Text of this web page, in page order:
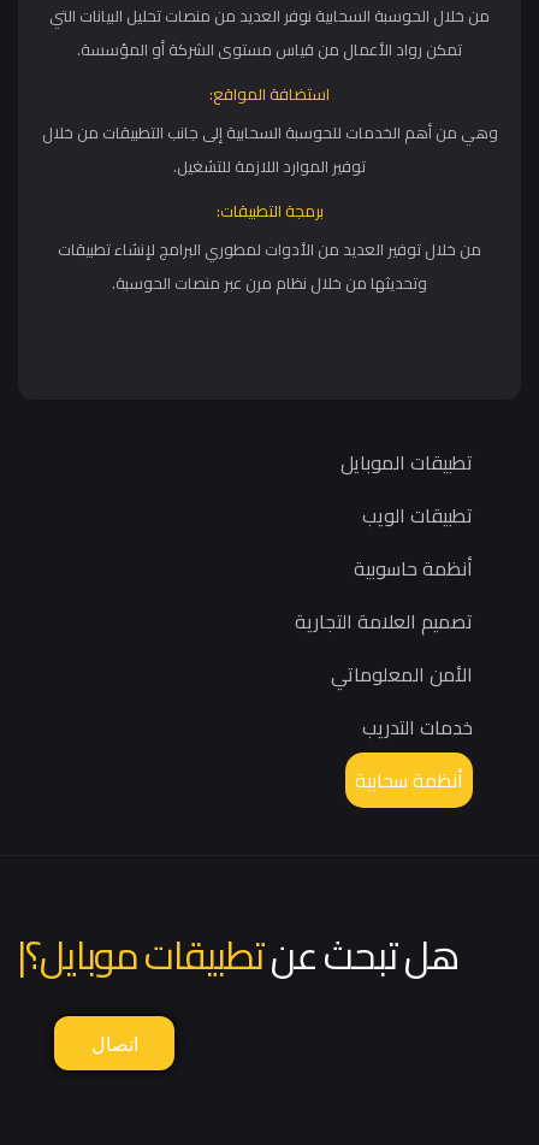
من خلال الحوسبة السحابية نوفر العديد من منصات تحليل البيانات التي
تمكن رواد الأعمال من قياس مستوى الشركة أو المؤسسة.
استضافة المواقع:
وهي من أهم الخدمات للحوسبة السحابية إلى جانب التطبيقات من خلال
توفير الموارد اللازمة للتشغيل.
برمجة التطبيقات:
من خلال توفير العديد من الأدوات لمطوري البرامج لإنشاء تطبيقات
وتحديثها من خلال نظام مرن عبر منصات الحوسبة.
تطبيقات الموبايل
تطبيقات الويب
أنظمة حاسوبية
تصميم العلامة التجارية
الأمن المعلوماتي
خدمات التدريب
أنظمة سحابية
هل تبحث عنتطبيقات موبايل؟|
اتصال